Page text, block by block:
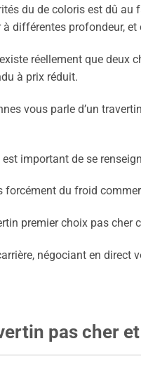
du de coloris est dû
différentes profondeur,
réellement que deux
à prix réduit.
vous parle d’un
important de se
forcément du froid
premier choix pas
négociant en direct
pas cher